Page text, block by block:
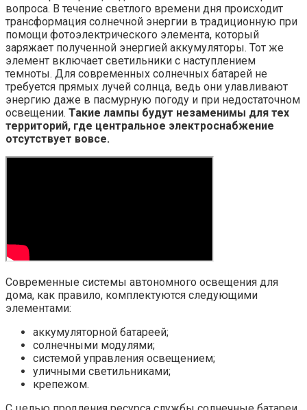
вопроса. В течение светлого времени дня происходит
трансформация солнечной энергии в традиционную при
помощи фотоэлектрического элемента, который
заряжает полученной энергией аккумуляторы. Тот же
элемент включает светильники с наступлением
темноты. Для современных солнечных батарей не
требуется прямых лучей солнца, ведь они улавливают
энергию даже в пасмурную погоду и при недостаточном
освещении. Такие лампы будут незаменимы для тех
территорий, где центральное электроснабжение
отсутствует вовсе.
Современные системы автономного освещения для
дома, как правило, комплектуются следующими
элементами:
аккумуляторной батареей;
солнечными модулями;
системой управления освещением;
уличными светильниками;
крепежом.